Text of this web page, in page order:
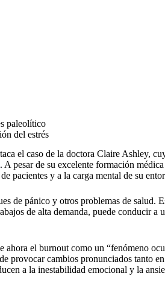
del estrés
el caso de la doctora Claire Ashley,
. A pesar de su excelente formación
pacientes y a la carga mental de su
de pánico y otros problemas de salud.
de alta demanda, puede conducir a
el burnout como un “fenómeno
provocar cambios pronunciados tanto
a la inestabilidad emocional y la